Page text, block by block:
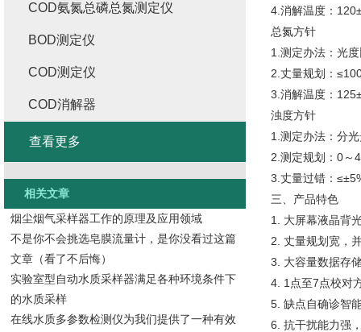
4.消解温度：
总氮方针
1.测定办法：光
2.丈量规划：
3.消解温度：
浊度方针
1.测定办法：分
2.测定规划：0～
3.丈量过错：
三、产品特色
1. 大屏幕液晶背
2. 丈量规划宽，
3. 大容量数据存
4. 1点至7点校对
5. 缺点自确诊智
6. 抗干扰能力强
COD氨氮总磷总氮测定仪
BOD测定仪
COD测定仪
COD消解器
查看更多
相关文章
烟尘烟气采样器工作的原理及应用领域
不是你不会挑选皂膜流量计，是你没看过这篇
文章（看了不后悔）
实验室型自动水质采样器满足各种环境条件下
的水质采样
在线水质多参数检测仪为我们提供了一种有效